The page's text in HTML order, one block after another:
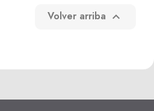
Volver arriba 